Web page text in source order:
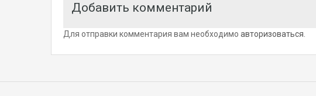
Добавить комментарий
Для отправки комментария вам необходимо авторизоваться.